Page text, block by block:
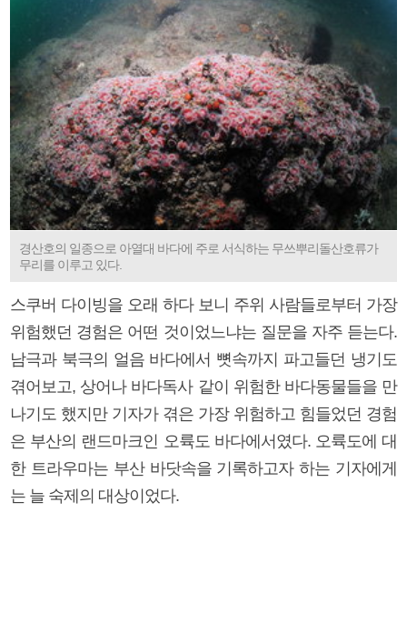
경산호의 일종으로 아열대 바다에 주로 서식하는 무쓰뿌리돌산호류가
무리를 이루고 있다.
스쿠버 다이빙을 오래 하다 보니 주위 사람들로부터 가장
위험했던 경험은 어떤 것이었느냐는 질문을 자주 듣는다.
남극과 북극의 얼음 바다에서 뼛속까지 파고들던 냉기도
겪어보고, 상어나 바다독사 같이 위험한 바다동물들을 만
나기도 했지만 기자가 겪은 가장 위험하고 힘들었던 경험
은 부산의 랜드마크인 오륙도 바다에서였다. 오륙도에 대
한 트라우마는 부산 바닷속을 기록하고자 하는 기자에게
는 늘 숙제의 대상이었다.